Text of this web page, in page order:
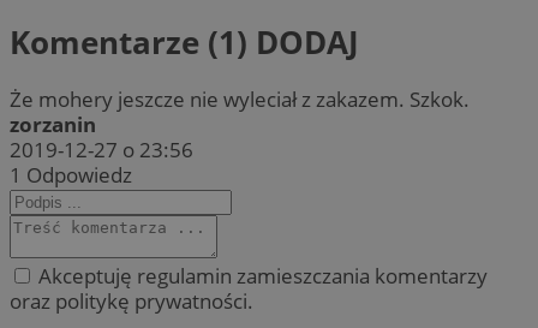
Komentarze (1) DODAJ
Że mohery jeszcze nie wyleciał z zakazem. Szkok.
zorzanin
2019-12-27 o 23:56
1 Odpowiedz
Akceptuję regulamin zamieszczania komentarzy
oraz politykę prywatności.